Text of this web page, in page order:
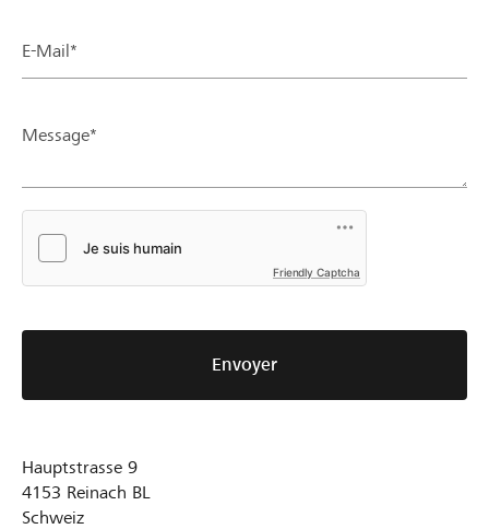
E-Mail*
Message*
Friendly Captcha
Envoyer
Hauptstrasse 9
4153 Reinach BL
Schweiz